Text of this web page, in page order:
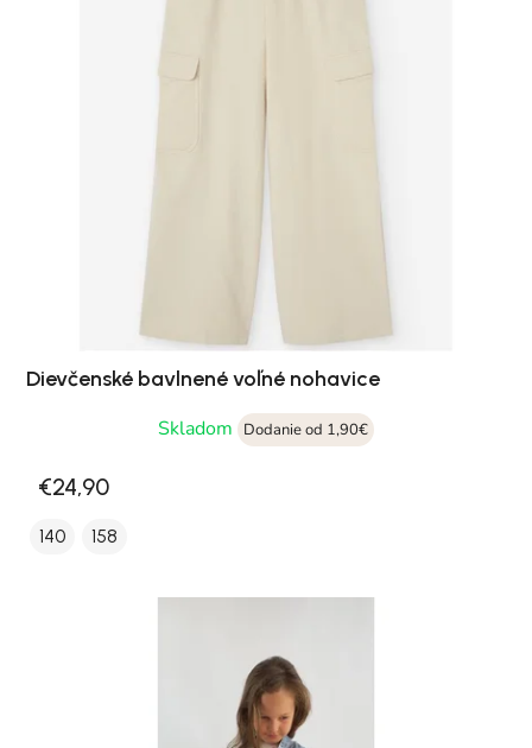
Dievčenské bavlnené voľné nohavice
Skladom
Dodanie od 1,90€
€24,90
140 158